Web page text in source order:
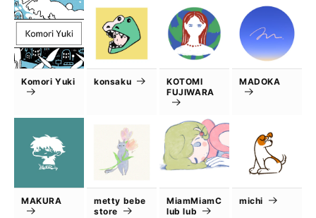
Komori Yuki konsaku
KOTOMI
FUJIWARA
MADOKA
MAKURA
metty bebe
store
MiamMiamC
lub lub
michi